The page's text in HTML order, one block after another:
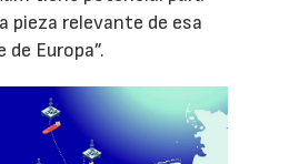
pieza relevante de esa
Europa”.